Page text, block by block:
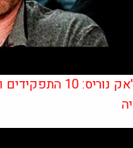
צ'אק נוריס: 10